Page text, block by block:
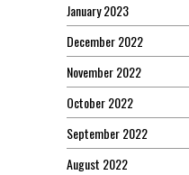
January 2023
December 2022
November 2022
October 2022
September 2022
August 2022